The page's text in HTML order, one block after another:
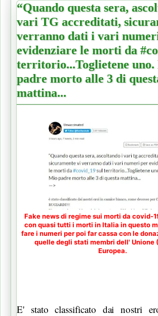
“Quando questa sera,
vari TG accreditati,
verranno dati i vari
evidenziare le morti da
territorio...Toglietene
padre morto alle 3 di
mattina...
Fake news di regime sui morti da covid-
con quasi tutti i morti in Italia in questo
fare i numeri per poi far cassa con le
quelle degli stati membri dell' Unione
Europea.
E' stato classificato dai nostri